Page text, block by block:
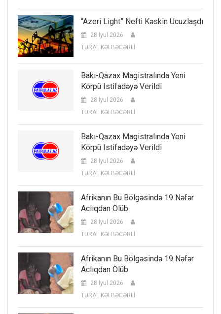
“Azeri Light” Nefti Kəskin Ucuzlaşdı
28 İyul 2026
TURAL KƏLBƏCƏRLİ
Bakı-Qazax Magistralında Yeni
Körpü Istifadəyə Verildi
28 İyul 2026
TURAL KƏLBƏCƏRLİ
Bakı-Qazax Magistralında Yeni
Körpü Istifadəyə Verildi
28 İyul 2026
TURAL KƏLBƏCƏRLİ
Afrikanın Bu Bölgəsində 19 Nəfər
Aclıqdan Ölüb
28 İyul 2026
TURAL KƏLBƏCƏRLİ
Afrikanın Bu Bölgəsində 19 Nəfər
Aclıqdan Ölüb
28 İyul 2026
TURAL KƏLBƏCƏRLİ